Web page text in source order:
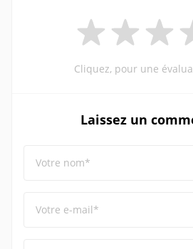
Cliquez, pour une
Laissez un
Votre nom*
Votre e-mail*